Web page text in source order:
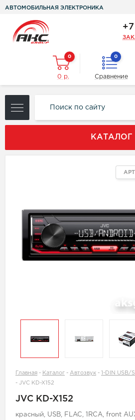
АВТОМОБИЛЬНАЯ ЭЛЕКТРОНИКА
0
0 р.
0
Сравнение
КАТАЛОГ
Главная - Каталог - Автозвук -
1-DIN USB/
- JVC KD-X152
JVC KD-X152
красный, USB, FLAC, 1RCA, front